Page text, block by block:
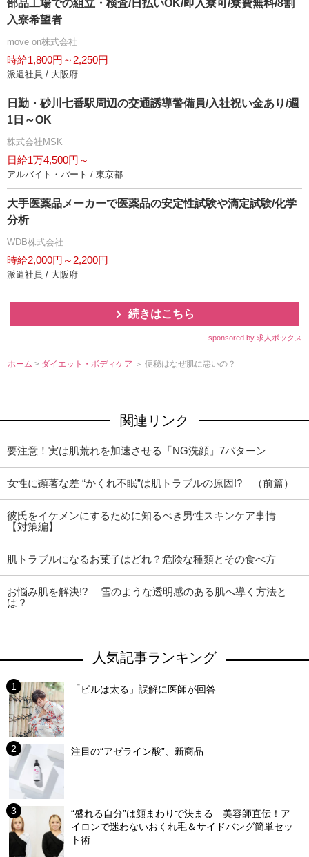
部品工場での組立・検査/日払いOK/即入寮可/寮費無料/8割
入寮希望者
move on株式会社
時給1,800円～2,250円
派遣社員 / 大阪府
日勤・砂川七番駅周辺の交通誘導警備員/入社祝い金あり/週
1日～OK
株式会社MSK
日給1万4,500円～
アルバイト・パート / 東京都
大手医薬品メーカーで医薬品の安定性試験や滴定試験/化学
分析
WDB株式会社
時給2,000円～2,200円
派遣社員 / 大阪府
続きはこちら
sponsored by 求人ボックス
ホーム > ダイエット・ボディケア ＞ 便秘はなぜ肌に悪いの？
関連リンク
要注意！実は肌荒れを加速させる「NG洗顔」7パターン
女性に顕著な差 “かくれ不眠”は肌トラブルの原因!? （前篇）
彼氏をイケメンにするために知るべき男性スキンケア事情
【対策編】
肌トラブルになるお菓子はどれ？危険な種類とその食べ方
お悩み肌を解決!? 雪のような透明感のある肌へ導く方法と
は？
人気記事ランキング
「ピルは太る」誤解に医師が回答
注目の“アゼライン酸”、新商品
“盛れる自分”は顔まわりで決まる 美容師直伝！ア
イロンで迷わないおくれ毛＆サイドバング簡単セッ
ト術